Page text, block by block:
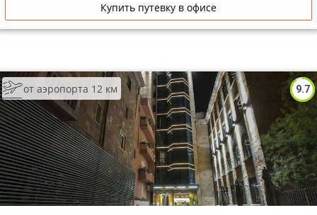
Купить путевку в офисе
9.7
от аэропорта 12 км